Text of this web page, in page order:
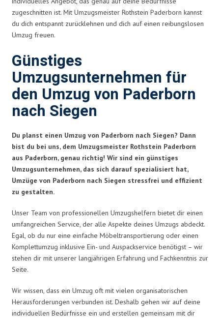
zugeschnitten ist. Mit Umzugsmeister Rothstein Paderborn kannst
du dich entspannt zurücklehnen und dich auf einen reibungslosen
Umzug freuen.
Günstiges
Umzugsunternehmen für
den Umzug von Paderborn
nach Siegen
Du planst einen Umzug von Paderborn nach Siegen? Dann
bist du bei uns, dem Umzugsmeister Rothstein Paderborn
aus Paderborn, genau richtig! Wir sind ein günstiges
Umzugsunternehmen, das sich darauf spezialisiert hat,
Umzüge von Paderborn nach Siegen stressfrei und effizient
zu gestalten.
Unser Team von professionellen Umzugshelfern bietet dir einen
umfangreichen Service, der alle Aspekte deines Umzugs abdeckt.
Egal, ob du nur eine einfache Möbeltransportierung oder einen
Komplettumzug inklusive Ein- und Auspackservice benötigst – wir
stehen dir mit unserer langjährigen Erfahrung und Fachkenntnis zur
Seite.
Wir wissen, dass ein Umzug oft mit vielen organisatorischen
Herausforderungen verbunden ist. Deshalb gehen wir auf deine
individuellen Bedürfnisse ein und erstellen gemeinsam mit dir